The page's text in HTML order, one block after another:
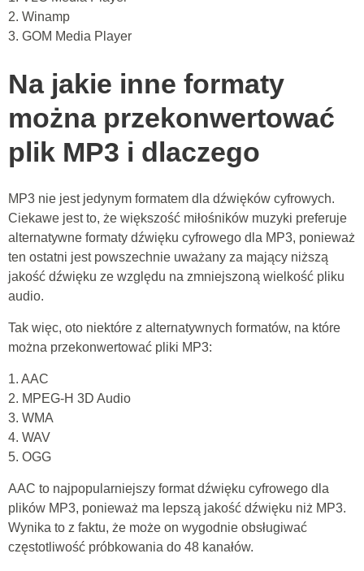
2. Winamp
3. GOM Media Player
Na jakie inne formaty
można przekonwertować
plik MP3 i dlaczego
MP3 nie jest jedynym formatem dla dźwięków cyfrowych.
Ciekawe jest to, że większość miłośników muzyki preferuje
alternatywne formaty dźwięku cyfrowego dla MP3, ponieważ
ten ostatni jest powszechnie uważany za mający niższą
jakość dźwięku ze względu na zmniejszoną wielkość pliku
audio.
Tak więc, oto niektóre z alternatywnych formatów, na które
można przekonwertować pliki MP3:
1. AAC
2. MPEG-H 3D Audio
3. WMA
4. WAV
5. OGG
AAC to najpopularniejszy format dźwięku cyfrowego dla
plików MP3, ponieważ ma lepszą jakość dźwięku niż MP3.
Wynika to z faktu, że może on wygodnie obsługiwać
częstotliwość próbkowania do 48 kanałów.